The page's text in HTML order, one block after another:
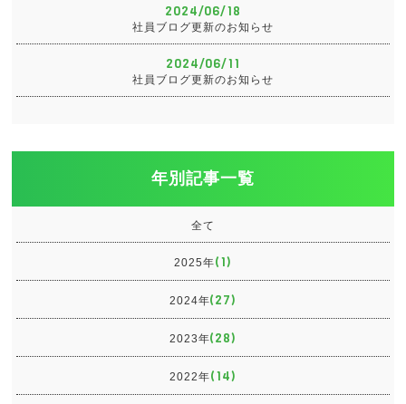
2024/06/18
社員ブログ更新のお知らせ
2024/06/11
社員ブログ更新のお知らせ
年別記事一覧
全て
2025年(1)
2024年(27)
2023年(28)
2022年(14)